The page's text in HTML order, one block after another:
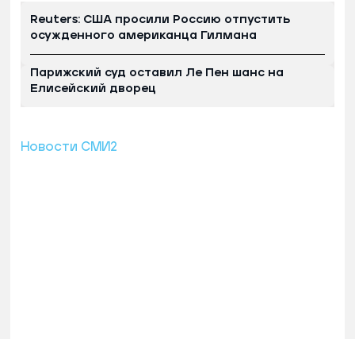
Reuters: США просили Россию отпустить
осужденного американца Гилмана
Парижский суд оставил Ле Пен шанс на
Елисейский дворец
Новости СМИ2